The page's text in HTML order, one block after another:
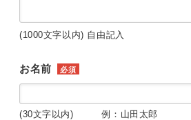
(1000文字以内) 自由記入
お名前 必須
(30文字以内) 例：山田太郎